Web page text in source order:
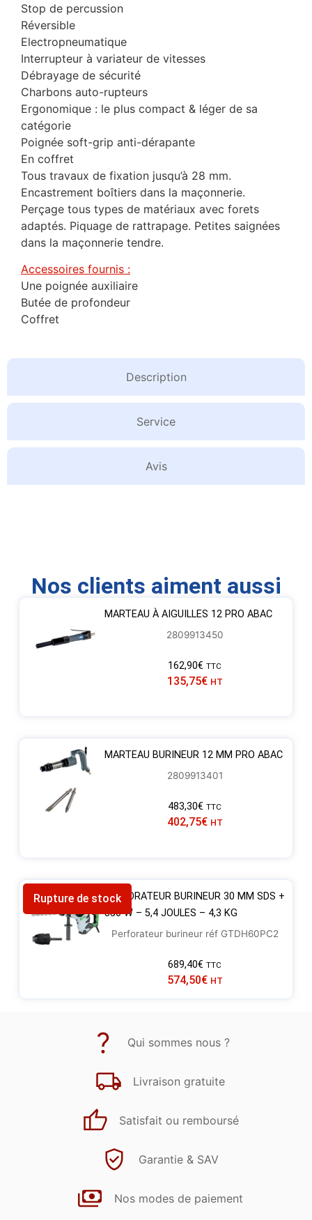
Description
Service
Avis
Stop de percussion
Réversible
Electropneumatique
Interrupteur à variateur de vitesses
Débrayage de sécurité
Charbons auto-rupteurs
Ergonomique : le plus compact & léger de sa
catégorie
Poignée soft-grip anti-dérapante
En coffret
Tous travaux de fixation jusqu’à 28 mm.
Encastrement boîtiers dans la maçonnerie.
Perçage tous types de matériaux avec forets
adaptés. Piquage de rattrapage. Petites saignées
dans la maçonnerie tendre.
Accessoires fournis :
Une poignée auxiliaire
Butée de profondeur
Coffret
Nos clients aiment aussi
MARTEAU À AIGUILLES 12 PRO ABAC
2809913450
162,90€ TTC
135,75€ HT
MARTEAU BURINEUR 12 MM PRO ABAC
2809913401
483,30€ TTC
402,75€ HT
Rupture de stockPERFORATEUR BURINEUR 30 MM SDS +
850 W – 5,4 JOULES – 4,3 KG
Perforateur burineur réf GTDH60PC2
689,40€ TTC
574,50€ HT
Qui sommes nous ?
Livraison gratuite
Satisfait ou remboursé
Garantie & SAV
Nos modes de paiement